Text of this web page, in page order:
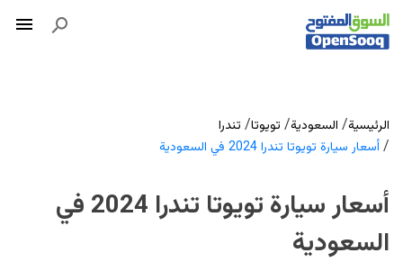
الرئيسية/ السعودية/ تويوتا/ تندرا
/أسعار سيارة تويوتا تندرا 2024 في السعودية
أسعار سيارة تويوتا تندرا 2024 في
السعودية